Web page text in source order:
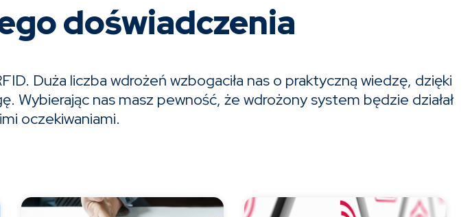
doświadczenia
Duża liczba wdrożeń wzbogaciła nas o praktyczną wiedzę, dzięki
nas masz pewność, że wdrożony system będzie działał
oczekiwaniami.